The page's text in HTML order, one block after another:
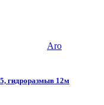
Aro
гидроразмыв 12м